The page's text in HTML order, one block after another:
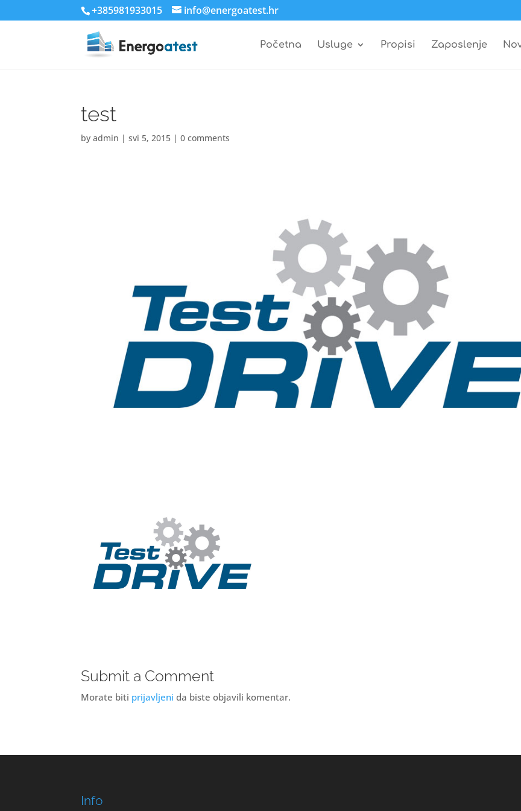
+385981933015 info@energoatest.hr
Početna Usluge Propisi Zaposlenje
test
byadmin |svi 5, 2015 |0 comments
Submit a Comment
Morate biti prijavljeni da biste objavili komentar.
Info